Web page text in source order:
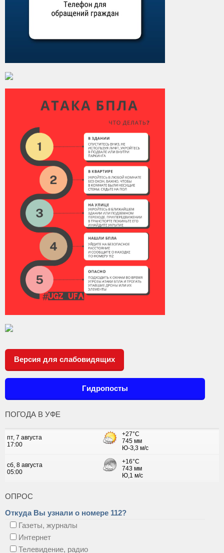
Версия для слабовидящих
Гидропосты
ПОГОДА В УФЕ
ОПРОС
Откуда Вы узнали о номере 112?
Газеты, журналы
Интернет
Телевидение, радио